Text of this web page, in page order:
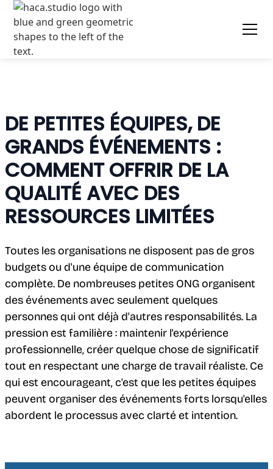
DE PETITES ÉQUIPES, DE
GRANDS ÉVÉNEMENTS :
COMMENT OFFRIR DE LA
QUALITÉ AVEC DES
RESSOURCES LIMITÉES
Toutes les organisations ne disposent pas de gros
budgets ou d'une équipe de communication
complète. De nombreuses petites ONG organisent
des événements avec seulement quelques
personnes qui ont déjà d'autres responsabilités. La
pression est familière : maintenir l'expérience
professionnelle, créer quelque chose de significatif
tout en respectant une charge de travail réaliste. Ce
qui est encourageant, c'est que les petites équipes
peuvent organiser des événements forts lorsqu'elles
abordent le processus avec clarté et intention.